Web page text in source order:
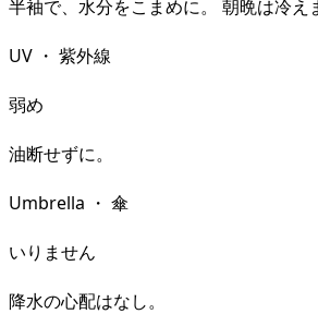
半袖で、水分をこまめに。 朝晩は冷え
UV ・ 紫外線
弱め
油断せずに。
Umbrella ・ 傘
いりません
降水の心配はなし。